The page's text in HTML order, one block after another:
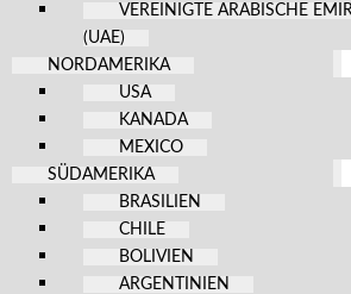
VEREINIGTE ARABISCHE
(UAE)
NORDAMERIKA
USA
KANADA
MEXICO
SÜDAMERIKA
BRASILIEN
CHILE
BOLIVIEN
ARGENTINIEN